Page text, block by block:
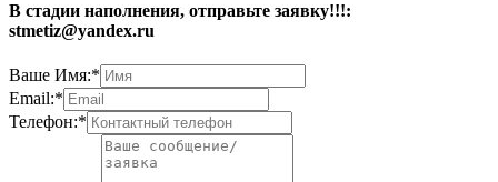
В стадии наполнения, отправьте заявку!!!:
stmetiz@yandex.ru
Ваше Имя:*
Email:*
Телефон:*